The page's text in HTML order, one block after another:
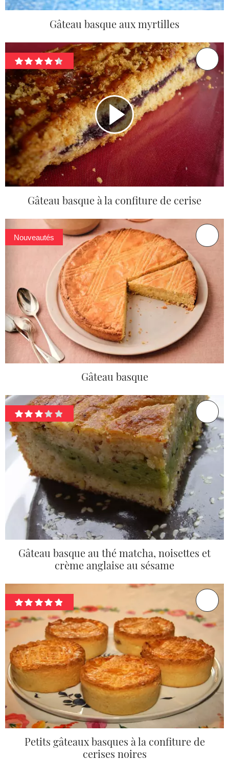
Gâteau basque aux myrtilles
Gâteau basque à la confiture de cerise
Nouveautés
Gâteau basque
Gâteau basque au thé matcha, noisettes et
crème anglaise au sésame
Petits gâteaux basques à la confiture de
cerises noires